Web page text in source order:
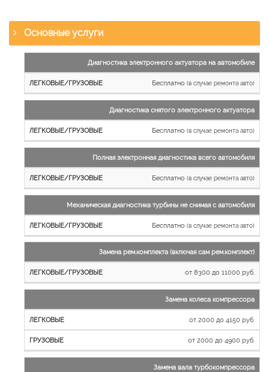
Основные услуги
работы
Легковые
и
Грузовые
автомобили
Диагностика электронного актуатора на автомобиле
Бесплатно (в случае ремонта авто)
Диагностика снятого электронного актуатора
Бесплатно (в случае ремонта авто)
Полная электронная диагностика всего автомобиля
Бесплатно (в случае ремонта авто)
Механическая диагностика турбины не снимая с автомобиля
Бесплатно (в случае ремонта авто)
Замена рем.комплекта (включая сам рем.комплект)
от 8300 до 11000 руб.
Замена колеса компрессора
от 2000 до 4150 руб.
от 2000 до 4900 руб.
Замена вала турбокомпрессора